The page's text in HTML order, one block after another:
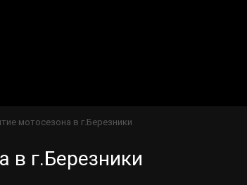
мотосезона в г.Березники
в г.Березники